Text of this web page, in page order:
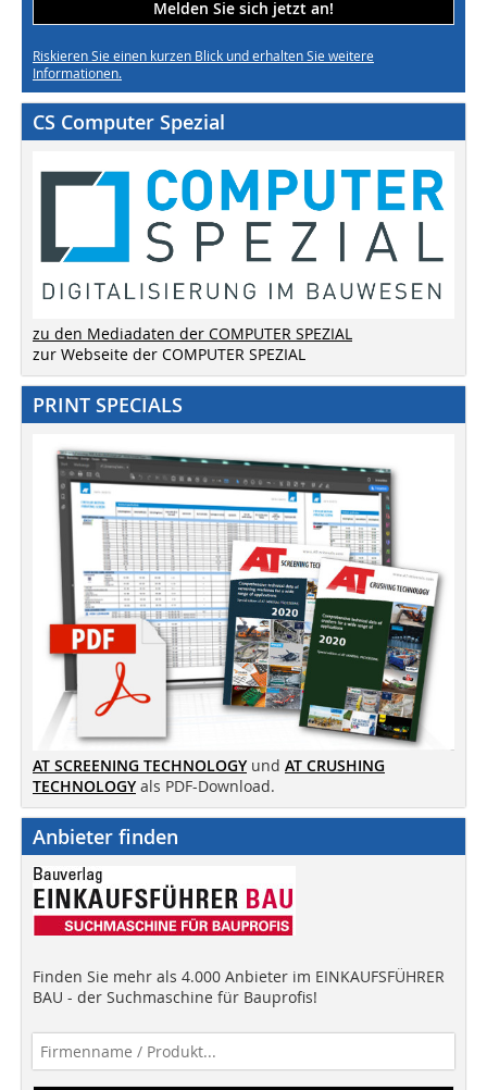
Melden Sie sich jetzt an!
Riskieren Sie einen kurzen Blick und erhalten Sie weitere
Informationen.
CS Computer Spezial
zu den Mediadaten der COMPUTER SPEZIAL
zur Webseite der COMPUTER SPEZIAL
PRINT SPECIALS
AT SCREENING TECHNOLOGY und AT CRUSHING
TECHNOLOGY als PDF-Download.
Anbieter finden
Finden Sie mehr als 4.000 Anbieter im EINKAUFSFÜHRER
BAU - der Suchmaschine für Bauprofis!